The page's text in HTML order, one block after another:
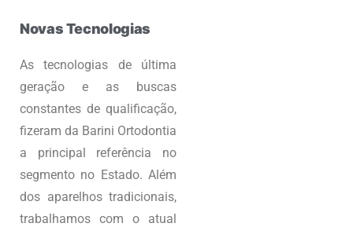
Novas Tecnologias
As tecnologias de última
geração e as buscas
constantes de qualificação,
fizeram da Barini Ortodontia
a principal referência no
segmento no Estado. Além
dos aparelhos tradicionais,
trabalhamos com o atual